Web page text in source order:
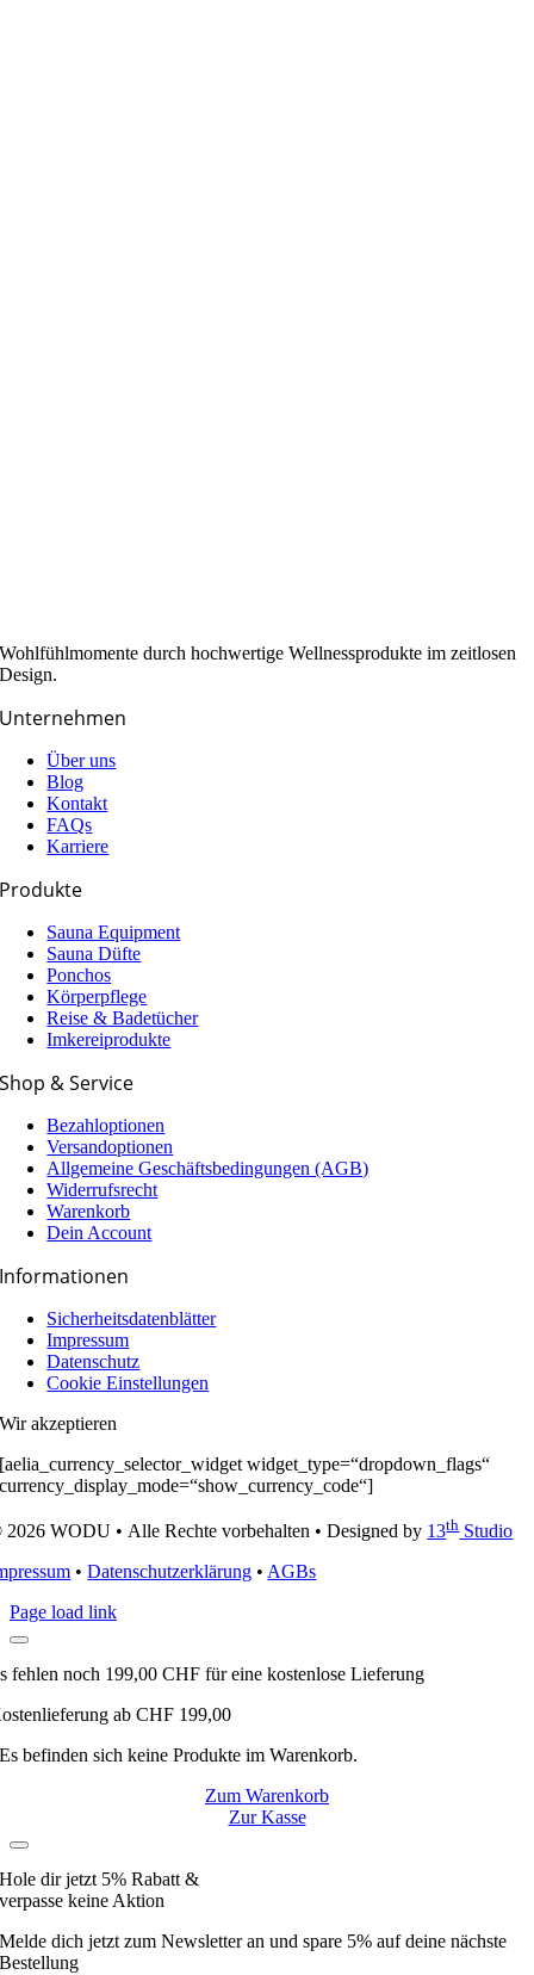
Wohlfühlmomente durch hochwertige Wellnessprodukte im zeitlosen
Design.
Unternehmen
Über uns
Blog
Kontakt
FAQs
Karriere
Produkte
Sauna Equipment
Sauna Düfte
Ponchos
Körperpflege
Reise & Badetücher
Imkereiprodukte
Shop & Service
Bezahloptionen
Versandoptionen
Allgemeine Geschäfts­­­bedingungen (AGB)
Widerrufsrecht
Warenkorb
Dein Account
Informationen
Sicherheitsdatenblätter
Impressum
Datenschutz
Cookie Einstellungen
Wir akzeptieren
[aelia_currency_selector_widget widget_type=“dropdown_flags“
currency_display_mode=“show_currency_code“]
WODU • Alle Rechte vorbehalten • Designed by 13thStudio
•Datenschutzerklärung • AGBs
Page load link
fehlen noch 199,00CHF für eine kostenlose Lieferung
ab CHF 199,00
Es befinden sich keine Produkte im Warenkorb.
Zum Warenkorb
Zur Kasse
Hole dir jetzt 5% Rabatt &
verpasse keine Aktion
Melde dich jetzt zum Newsletter an und spare 5% auf deine nächste
Bestellung